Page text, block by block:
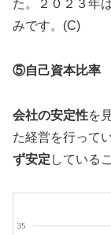
た。２０２３年
みです。(C)
⑤自己資本比率
会社の安定性を
た経営を行って
ず安定 している